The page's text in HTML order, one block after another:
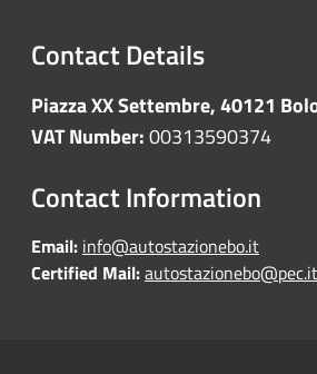
Contact Details
Piazza XX Settembre, 40121
VAT Number:00313590374
Contact Information
Email: info@autostazionebo.it
Certified Mail:autostazionebo@pec.it